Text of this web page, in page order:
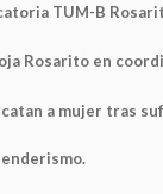
TUM-B
Rosarito en
a mujer tras